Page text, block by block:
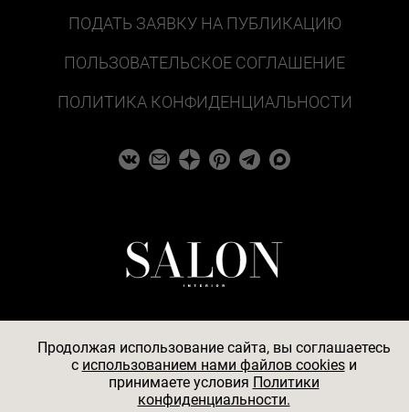
ПОДАТЬ ЗАЯВКУ НА ПУБЛИКАЦИЮ
ПОЛЬЗОВАТЕЛЬСКОЕ СОГЛАШЕНИЕ
ПОЛИТИКА КОНФИДЕНЦИАЛЬНОСТИ
© 2026
АО «БКМ», ОГРН 1027739494584, ИНН 7705056238,
Продолжая использование сайта, вы соглашаетесь
c использованием нами файлов cookiesи
принимаете условия Политики
конфиденциальности.